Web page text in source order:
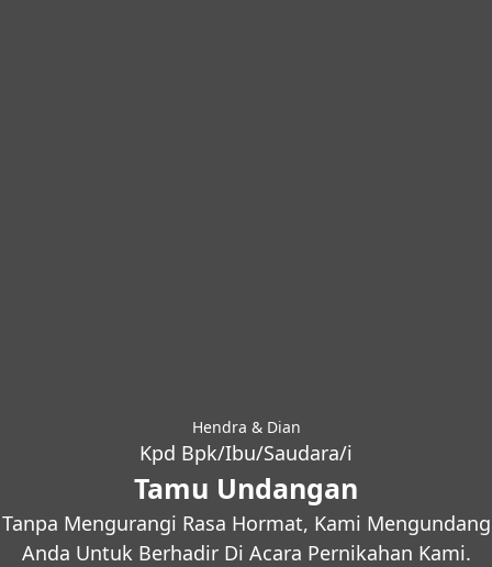
Hendra & Dian
Kpd Bpk/Ibu/Saudara/i
Tamu Undangan
Tanpa Mengurangi Rasa Hormat, Kami Mengundang
Anda Untuk Berhadir Di Acara Pernikahan Kami.